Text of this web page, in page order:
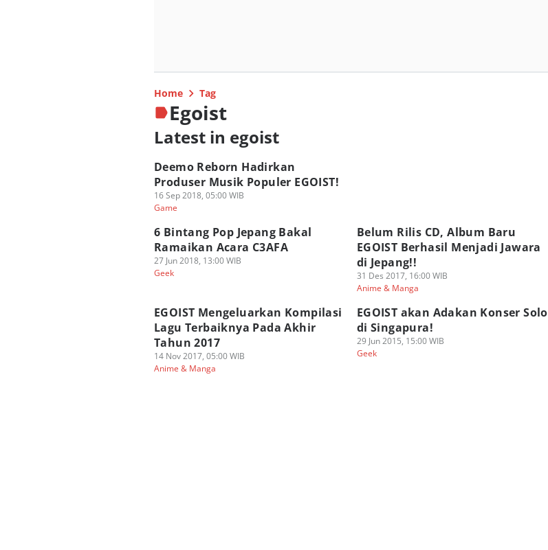
Home Tag
Egoist
Latest in egoist
Deemo Reborn Hadirkan
Produser Musik Populer EGOIST!
16 Sep 2018, 05:00 WIB
Game
6 Bintang Pop Jepang Bakal
Ramaikan Acara C3AFA
27 Jun 2018, 13:00 WIB
Geek
Belum Rilis CD, Album Baru
EGOIST Berhasil Menjadi Jawara
di Jepang!!
31 Des 2017, 16:00 WIB
Anime & Manga
EGOIST Mengeluarkan Kompilasi
Lagu Terbaiknya Pada Akhir
Tahun 2017
14 Nov 2017, 05:00 WIB
Anime & Manga
EGOIST akan Adakan Konser Solo
di Singapura!
29 Jun 2015, 15:00 WIB
Geek